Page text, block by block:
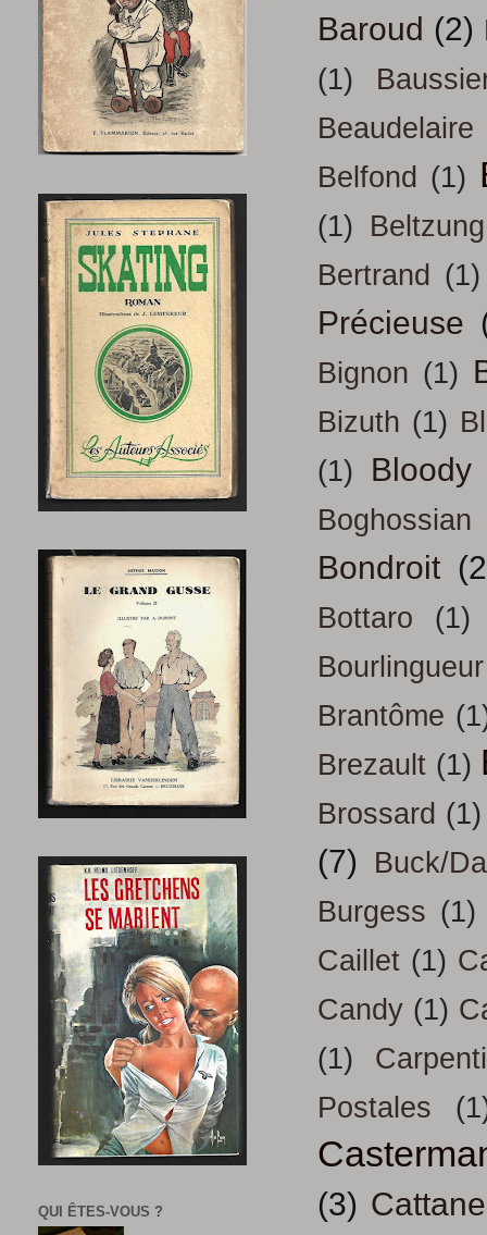
Baroud (2)
(1)
Beaudelaire
Belfond (1)
(1) Beltzung
Bertrand (1)
Précieuse
Bignon (1)
Bizuth (1)
(1)
Bloody
Boghossian
Bondroit
Bottaro
(1)
Bourlingueur
Brantôme
Brezault (1)
Brossard (1)
(7)
Buck/
Burgess (1)
Caillet (1)
Candy (1)
(1)
Postales
(3)
QUI ÊTES-VOUS ?